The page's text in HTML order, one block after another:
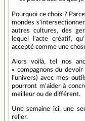
Pourquoi ce choix ?
mondes
autres cultures, des
lequel l'acte créatif,
accepté comme une
Alors voilà, tel nos
« compagnons du
l'univers) avec mes
pourront m'aider à
meilleur ou de différent.
Une semaine ici, une
relier.